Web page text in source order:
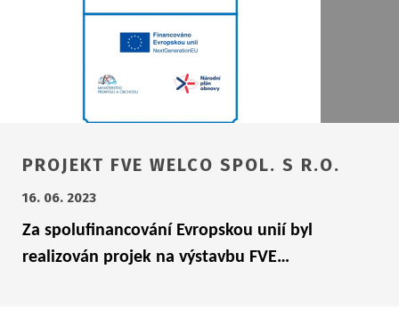
PROJEKT FVE WELCO SPOL. S R.O.
16. 06. 2023
Za spolufinancování Evropskou unií byl
realizován projek na výstavbu FVE…